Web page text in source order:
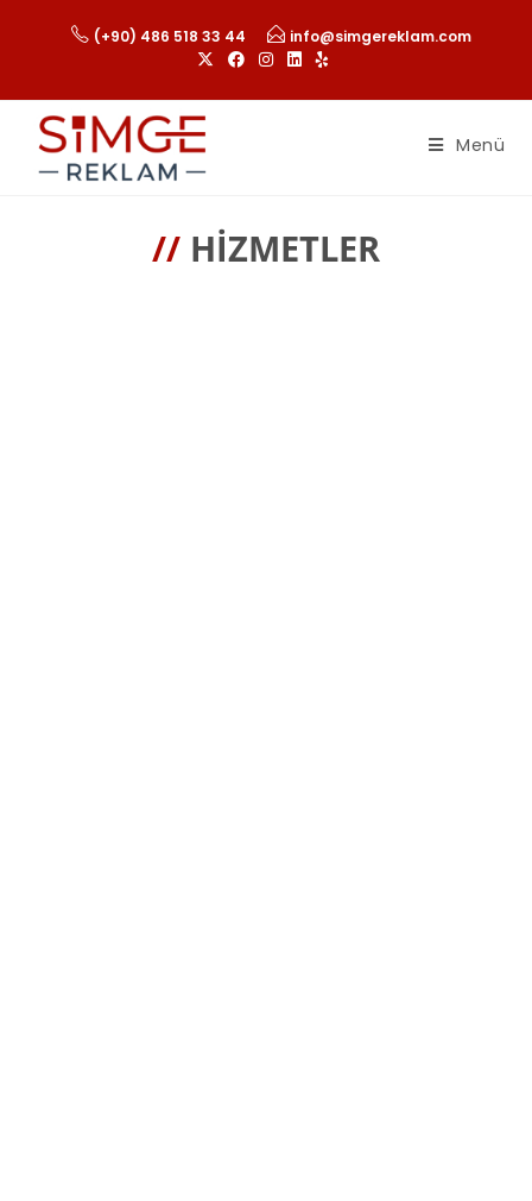
(+90) 486 518 33 44 info@simgereklam.com
Menü
// HIZMETLER